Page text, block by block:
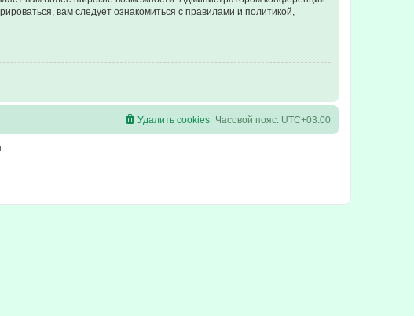
вам следует ознакомиться с правилами и политикой,
Часовой пояс: UTC+03:00
Удалить cookies